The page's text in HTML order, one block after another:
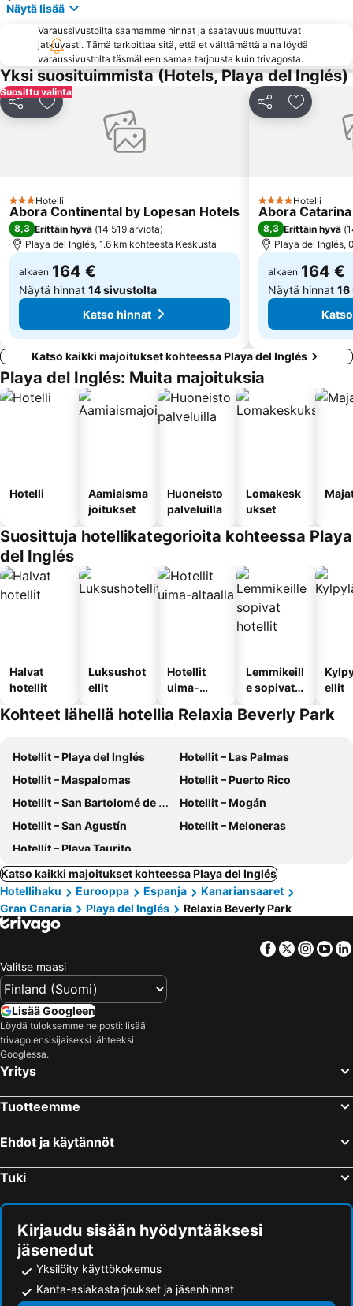
Orquídea Club Spa
Plaza de Santa Ana
Paseo De Las Canteras
Las Palmeras Golf Sport Urban Resort
Auditorio Alfredo Kraus
Paseo por la playa de Las Canteras
Melenara
Puerto de las Nieves
Carnaval de Las Palmas de Gran Canaria
Iglesia de San Agustín
Del Faro
Shopping Center Meloneras Playa
Centro Comercial Las Arenas
Holiday World
Puerto de Arguineguin
Gran Canaria Stadium
Näytä lisää
Varaussivustoilta saamamme hinnat ja saatavuus muuttuvat
jatkuvasti. Tämä tarkoittaa sitä, että et välttämättä aina löydä
varaussivustolta täsmälleen samaa tarjousta kuin trivagosta.
Yksi suosituimmista (Hotels, Playa del Inglés)
Suosittu valinta
Jaa Lisää suosikkeihin
3 Tähtiluokitus
Hotelli
Abora Continental by Lopesan Hotels
8,3 Erittäin hyvä (14 519 arviota)
Playa del Inglés, 1.6 km kohteesta Keskusta
alkaen 164 €
Näytä hinnat 14 sivustolta
Katso hinnat
Jaa Lisää
4 Tähtiluokitus
Hotelli
Abora
8,3 Erittäin hyvä (
Playa del Inglés,
alkaen 164 €
Näytä hinnat
Katso kaikki majoitukset kohteessa Playa del Inglés
Playa del Inglés: Muita majoituksia
Hotelli
Aamiaisma
joitukset
Huoneisto
palveluilla
Lomakesk
ukset
Suosittuja hotellikategorioita kohteessa Playa
del Inglés
Halvat
hotellit
Luksushot
ellit
Hotellit
uima-
Lemmikeill
e sopivat
ellit
Kohteet lähellä hotellia Relaxia Beverly Park
Hotellit – Playa del Inglés
Hotellit – Las Palmas
Hotellit – Maspalomas
Hotellit – Puerto Rico
Hotellit – San Bartolomé de Tirajana
Hotellit – Mogán
Hotellit – San Agustín
Hotellit – Meloneras
Hotellit – Playa Taurito
Katso kaikki majoitukset kohteessa Playa del Inglés
Hotellihaku
Eurooppa Espanja
Kanariansaaret
Gran Canaria
Playa del Inglés Relaxia Beverly Park
Facebook
Twitter
Valitse maasi
Lisää Googleen
Löydä tuloksemme helposti: lisää
trivago ensisijaiseksi lähteeksi
Googlessa.
Yritys
Tuotteemme
Ehdot ja käytännöt
Tuki
Kirjaudu sisään hyödyntääksesi
jäsenedut
Yksilöity käyttökokemus
Kanta-asiakastarjoukset ja jäsenhinnat